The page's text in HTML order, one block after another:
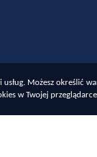
Możesz określić
w Twojej